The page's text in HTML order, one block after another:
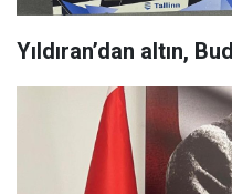
Yıldıran’dan altın,